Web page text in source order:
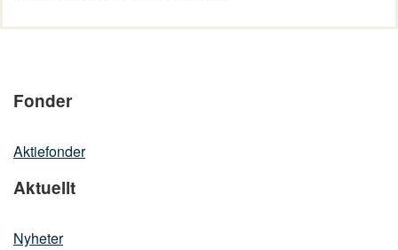
Fonder
Aktiefonder
Aktuellt
Nyheter